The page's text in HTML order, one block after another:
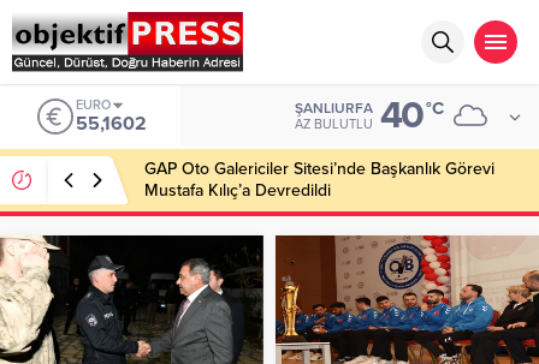
EURO
55,1602
ŞANLIURFA
AZ BULUTLU 40°C
GAP Oto Galericiler Sitesi’nde Başkanlık Görevi
Mustafa Kılıç’a Devredildi